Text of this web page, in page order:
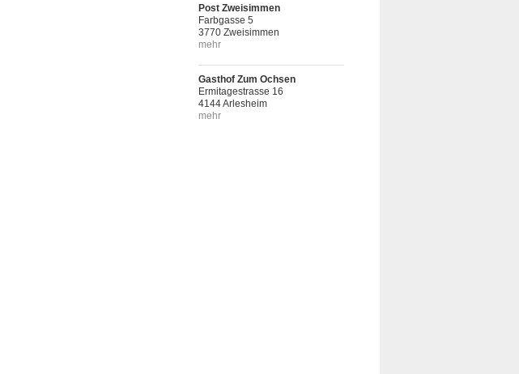
Post Zweisimmen
Farbgasse 5
3770 Zweisimmen
mehr
Gasthof Zum Ochsen
Ermitagestrasse 16
4144 Arlesheim
mehr